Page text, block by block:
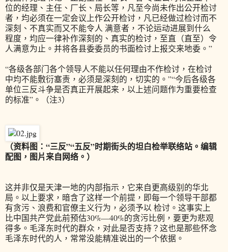
位的经理、主任、厂长、局长等，凡至今尚未作出公开检讨
者，均必须在一定会议上作公开检讨，凡已经做过检讨而不
深刻、不真实而又不能令人 满意者，不论运动进展到什么
程度，均应一律补作深刻的、真实的检讨，至直（直至）令
人满意为止。并将各县委委员的书面检讨上报交来地委。”
“各级各部门各个领导人不能以任何理由不作检讨，在检讨
中均不能敷衍塞责，必须是深刻的，切实的。”“今后各级各
单位三反斗争是否真正开展起来，以上述问题作为重要检查
的标准”。（注3）
（资料图：“三反”“五反”时期街头的坦白检举联络站。编辑
配图，图片来自网络。）
这并非仅是天津一地的内部指示，它来自更高级别的华北
局。以上要求，暗含了这样一个前提，即每一个领导干部都
有贪污、浪费和官僚主义行为，必须予以 检讨。这事实上
比中国共产党此前预估30%—40%的贪污比例，要更为悲观
得多。毛泽东时代的群众，对此是否支持？这也是那些怀念
毛泽东时代的人，常常没能精准说出的一个依据。